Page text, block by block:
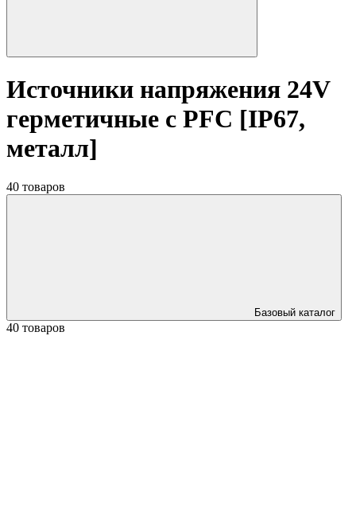
Источники напряжения 24V
герметичные с PFC [IP67,
металл]
40 товаров
Базовый каталог
40 товаров